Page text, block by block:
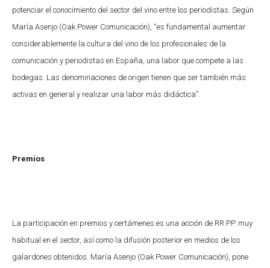
potenciar el conocimiento del sector del vino entre los periodistas. Según
María Asenjo (Oak Power Comunicación), “es fundamental aumentar
considerablemente la cultura del vino de los profesionales de la
comunicación y periodistas en España, una labor que compete a las
bodegas. Las denominaciones de origen tienen que ser también más
activas en general y realizar una labor más didáctica”.
Premios
La participación en premios y certámenes es una acción de RR.PP. muy
habitual en el sector, así como la difusión posterior en medios de los
galardones obtenidos. María Asenjo (Oak Power Comunicación), pone